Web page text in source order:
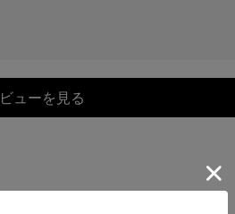
ューを見る